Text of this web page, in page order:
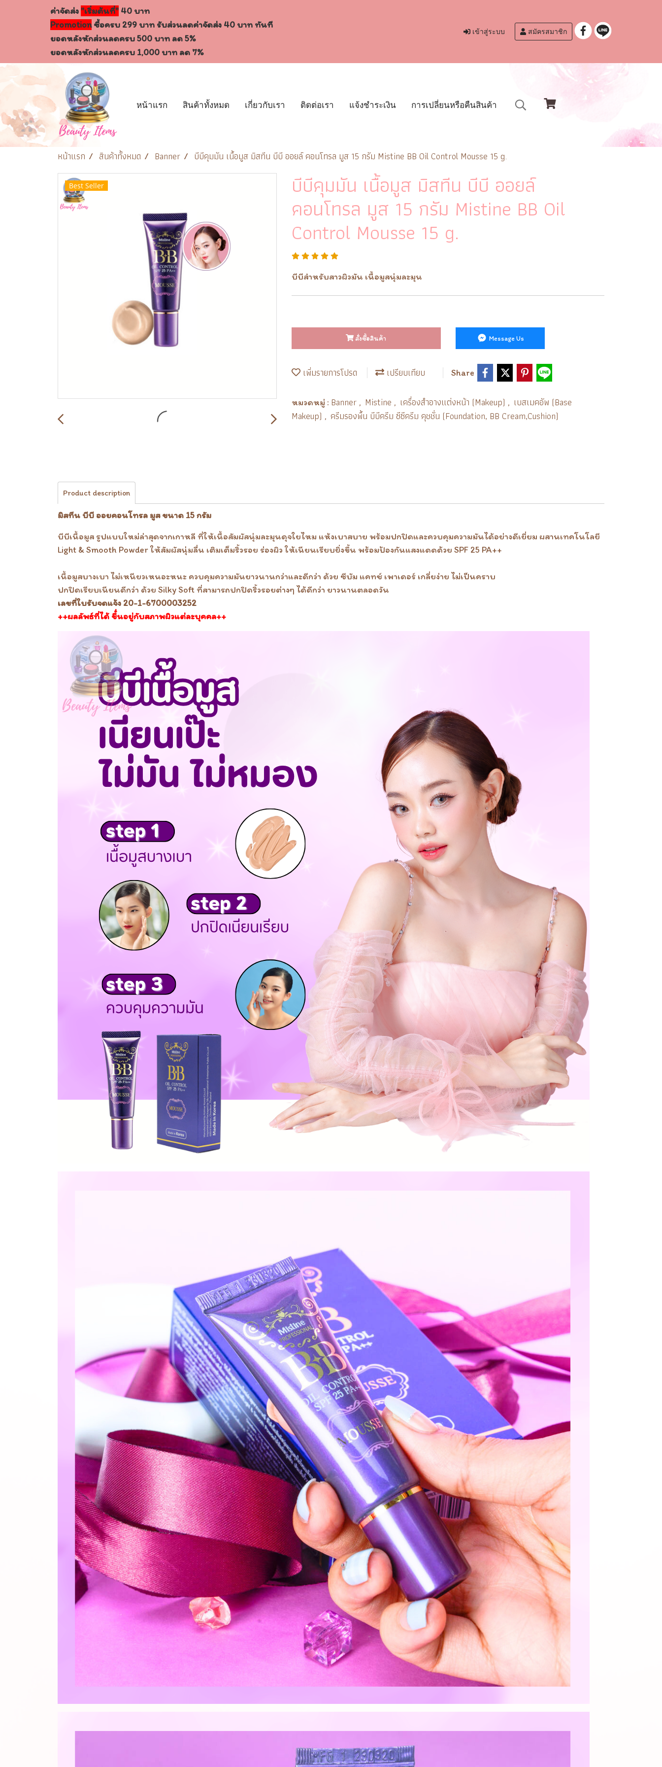
ค่าจัดส่ง "เริ่มต้นที่" 40 บาท
Promotionซื้อครบ 299 บาท รับส่วนลดค่าจัดส่ง 40 บาท ทันที
ยอดหลังหักส่วนลดครบ 500 บาท ลด 5%
ยอดหลังหักส่วนลดครบ 1,000 บาท ลด 7%
เข้าสู่ระบบ สมัครสมาชิก
หน้าแรก สินค้าทั้งหมด เกี่ยวกับเรา ติดต่อเรา แจ้งชำระเงิน การเปลี่ยนหรือคืนสินค้า
หน้าแรก สินค้าทั้งหมด Banner บีบีคุมมัน เนื้อมูส มิสทีน บีบี ออยล์ คอนโทรล มูส 15 กรัม Mistine BB Oil Control Mousse 15 g.
Best Seller บีบีคุมมัน เนื้อมูส มิสทีน บีบี ออยล์
คอนโทรล มูส 15 กรัม Mistine BB Oil
Control Mousse 15 g.
บีบีสำหรับสาวผิวมัน เนื้อมูสนุ่มละมุน
สั่งซื้อสินค้า Message Us
เพิ่มรายการโปรด เปรียบเทียบ Share
หมวดหมู่ : Banner , Mistine , เครื่องสำอางแต่งหน้า (Makeup) , เบสเมคอัพ (Base
Makeup) , ครีมรองพื้น บีบีครีม ซีซีครีม คุชชั่น (Foundation, BB Cream,Cushion)
Product description
มิสทีน บีบี ออยคอนโทรล มูส ขนาด 15 กรัม
บีบีเนื้อมูส รูปแบบใหม่ล่าสุดจากเกาหลี ที่ให้เนื้อสัมผัสนุ่มละมุนดุจใยไหม แห้งเบาสบาย พร้อมปกปิดและควบคุมความมันได้อย่างดีเยี่ยม ผสานเทคโนโลยี
Light & Smooth Powder ให้สัมผัสนุ่มลื่น เติมเต็มริ้วรอย ร่องผิว ให้เนียนเรียบยิ่งขึ้น พร้อมป้องกันแสงแดดด้วย SPF 25 PA++
เนื้อมูสบางเบา ไม่เหนียวเหนอะหนะ ควบคุมความมันยาวนานกว่าและดีกว่า ด้วย ซีบัม แคทช์ เพาเดอร์ เกลี่ยง่าย ไม่เป็นคราบ
ปกปิดเรียบเนียนดีกว่า ด้วย Silky Soft ที่สามารถปกปิดริ้วรอยต่างๆ ได้ดีกว่า ยาวนานตลอดวัน
เลขที่ใบรับจดแจ้ง 20-1-6700003252
++ผลลัพธ์ที่ได้ ขึ้่นอยู่กับสภาพผิวแต่ละบุคคล++